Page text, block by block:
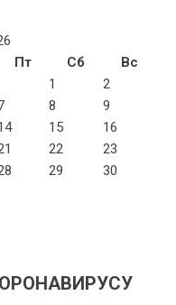
Пт Сб
Вс
1
2
8
9
15
16
22
23
29
30